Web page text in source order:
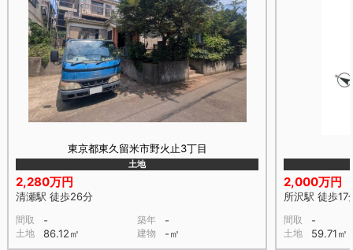
東京都東久留米市野火止3丁目
土地
2,280万円
清瀬駅 徒歩26分
間取 - 築年 -
土地 86.12㎡ 建物 -㎡
2,000万円
所沢駅 徒歩17
間取 -
土地 59.71㎡